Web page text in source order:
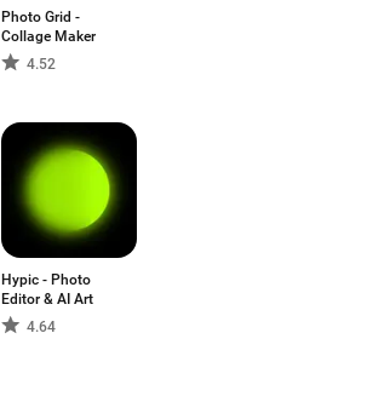
Photo Grid -
Collage Maker
4.52
Hypic - Photo
Editor & AI Art
4.64